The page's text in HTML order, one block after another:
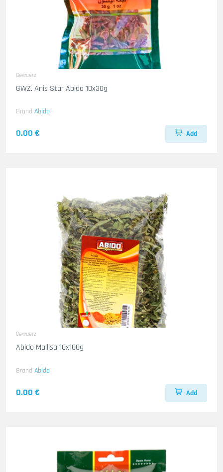
Gewuerz
GWZ. Anis Star Abido 10x30g
Brand Abido
0.00 € Add
Gewuerz
Abido Mallisa 10x100g
Brand Abido
0.00 € Add